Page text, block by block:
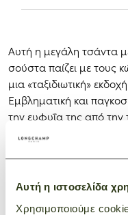
Αυτή η ιστοσελίδα
Χρησιμοποιούμε
Αυτή η μεγάλη τσάντα
σούστα παίζει με τους
μια «ταξιδιωτική»
Εμβληματική και
την ευφυΐα της από την
είναι εύχρηστη και
γοητεύει όλες τις
αναγνωρίσιμη με την